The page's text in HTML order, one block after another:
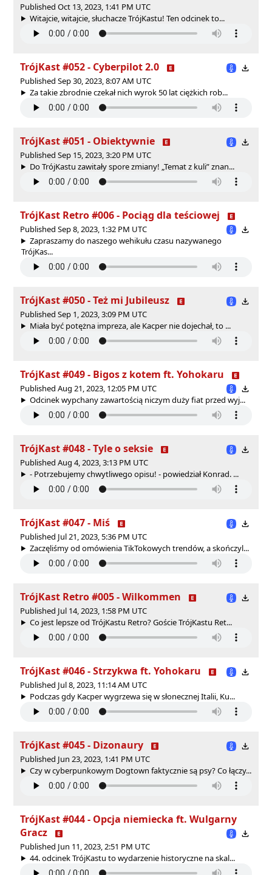
Published Oct 13, 2023, 1:41 PM UTC
Witajcie, witajcie, słuchacze TrójKastu! Ten odcinek to...
TrójKast #052 - Cyberpilot 2.0
Published Sep 30, 2023, 8:07 AM UTC
Za takie zbrodnie czekał nich wyrok 50 lat ciężkich rob...
TrójKast #051 - Obiektywnie
Published Sep 15, 2023, 3:20 PM UTC
Do TrójKastu zawitały spore zmiany! „Temat z kuli” znan...
TrójKast Retro #006 - Pociąg dla teściowej
Published Sep 8, 2023, 1:32 PM UTC
Zapraszamy do naszego wehikułu czasu nazywanego
TrójKas...
TrójKast #050 - Też mi Jubileusz
Published Sep 1, 2023, 3:09 PM UTC
Miała być potężna impreza, ale Kacper nie dojechał, to ...
TrójKast #049 - Bigos z kotem ft. Yohokaru
Published Aug 21, 2023, 12:05 PM UTC
Odcinek wypchany zawartością niczym duży fiat przed wyj...
TrójKast #048 - Tyle o seksie
Published Aug 4, 2023, 3:13 PM UTC
- Potrzebujemy chwytliwego opisu! - powiedział Konrad. ...
TrójKast #047 - Miś
Published Jul 21, 2023, 5:36 PM UTC
Zaczęliśmy od omówienia TikTokowych trendów, a skończyl...
TrójKast Retro #005 - Wilkommen
Published Jul 14, 2023, 1:58 PM UTC
Co jest lepsze od TrójKastu Retro? Goście TrójKastu Ret...
TrójKast #046 - Strzykwa ft. Yohokaru
Published Jul 8, 2023, 11:14 AM UTC
Podczas gdy Kacper wygrzewa się w słonecznej Italii, Ku...
TrójKast #045 - Dizonaury
Published Jun 23, 2023, 1:41 PM UTC
Czy w cyberpunkowym Dogtown faktycznie są psy? Co łączy...
TrójKast #044 - Opcja niemiecka ft. Wulgarny
Gracz
Published Jun 11, 2023, 2:51 PM UTC
44. odcinek TrójKastu to wydarzenie historyczne na skal...